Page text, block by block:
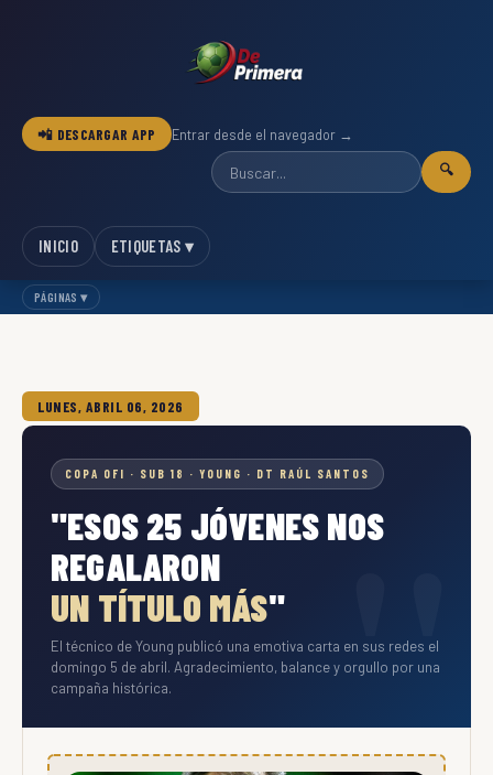
📲 DESCARGAR APP Entrar desde el navegador →
🔍
INICIO ETIQUETAS ▾
PÁGINAS ▾
LUNES, ABRIL 06, 2026
COPA OFI · SUB 18 · YOUNG · DT RAÚL SANTOS
"ESOS 25 JÓVENES NOS
REGALARON
UN TÍTULO MÁS"
El técnico de Young publicó una emotiva carta en sus redes el
domingo 5 de abril. Agradecimiento, balance y orgullo por una
campaña histórica.